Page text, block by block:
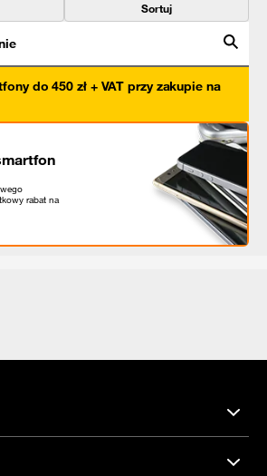
Sortuj
do 450 zł + VAT przy zakupie na
rabat na